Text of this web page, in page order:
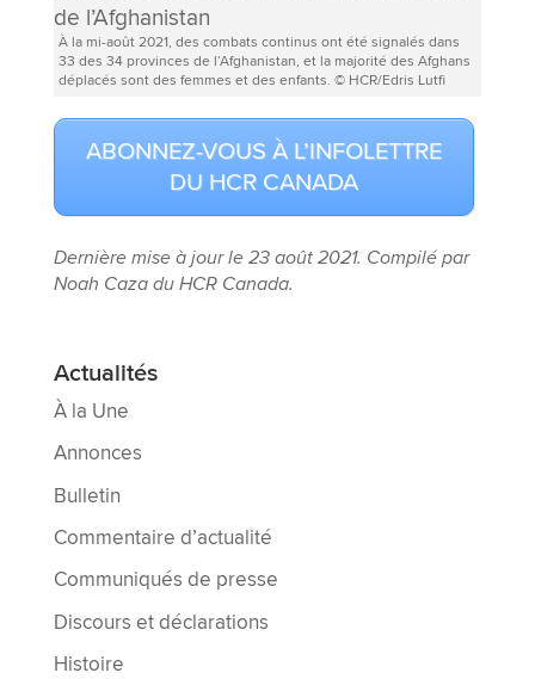
À la mi-août 2021, des combats continus ont été signalés dans
33 des 34 provinces de l’Afghanistan, et la majorité des Afghans
déplacés sont des femmes et des enfants. © HCR/Edris Lutfi
ABONNEZ-VOUS À L’INFOLETTRE
DU HCR CANADA
Dernière mise à jour le 23 août 2021. Compilé par
Noah Caza du HCR Canada.
Actualités
À la Une
Annonces
Bulletin
Commentaire d’actualité
Communiqués de presse
Discours et déclarations
Histoire